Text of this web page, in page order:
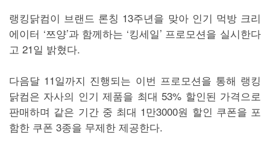
랭킹닭컴이 브랜드 론칭 13주년을 맞아 인기 먹방 크리
에이터 ‘쯔양’과 함께하는 ‘킹세일’ 프로모션을 실시한다
고 21일 밝혔다.
다음달 11일까지 진행되는 이번 프로모션을 통해 랭킹
닭컴은 자사의 인기 제품을 최대 53% 할인된 가격으로
판매하며 같은 기간 중 최대 1만3000원 할인 쿠폰을 포
함한 쿠폰 3종을 무제한 제공한다.